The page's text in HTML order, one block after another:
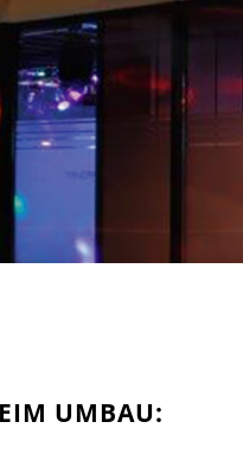
UMBAU: